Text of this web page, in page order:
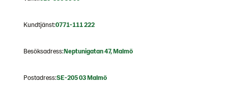
Kundtjänst:0771-111 222
Besöksadress:Neptunigatan 47, Malmö
Postadress:SE-205 03 Malmö